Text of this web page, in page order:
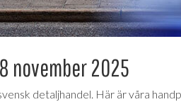
november 2025
detaljhandel. Här är våra